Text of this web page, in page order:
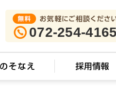
072-254-4165